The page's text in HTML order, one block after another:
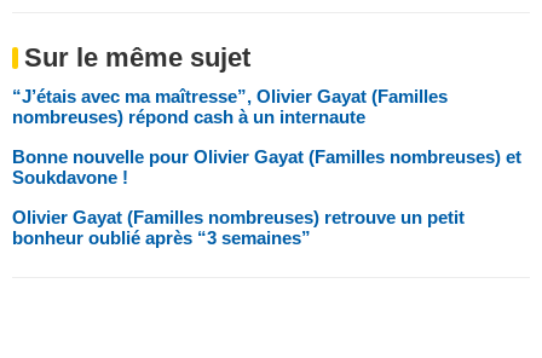
Sur le même sujet
“J’étais avec ma maîtresse”, Olivier Gayat (Familles
nombreuses) répond cash à un internaute
Bonne nouvelle pour Olivier Gayat (Familles nombreuses) et
Soukdavone !
Olivier Gayat (Familles nombreuses) retrouve un petit
bonheur oublié après “3 semaines”